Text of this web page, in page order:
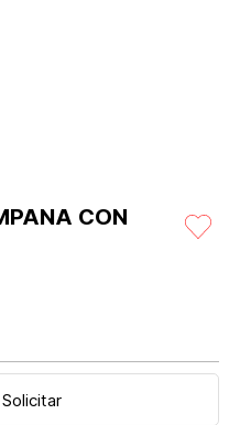
CON
Solicitar